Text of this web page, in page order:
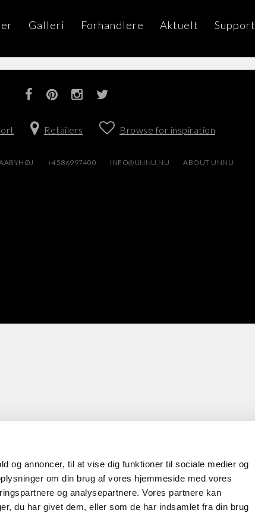
og annoncer, til at vise dig funktioner til sociale medier og
om din brug af vores hjemmeside med vores
og analysepartnere. Vores partnere kan
du har givet dem, eller som de har indsamlet fra din brug
Galleri Forhandlere Aktuelt Support
Retailers Browse for inspiration
+4586997400 INFO@UNNU.NU ABOUT UNNU